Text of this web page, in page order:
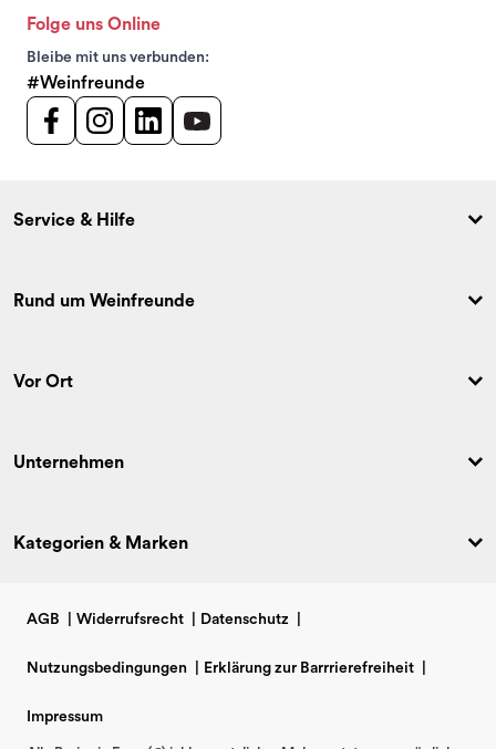
Folge uns Online
Bleibe mit uns verbunden:
#Weinfreunde
Service & Hilfe
Rund um Weinfreunde
Vor Ort
Unternehmen
Kategorien & Marken
AGB Widerrufsrecht Datenschutz
Nutzungsbedingungen Erklärung zur Barrrierefreiheit
Impressum